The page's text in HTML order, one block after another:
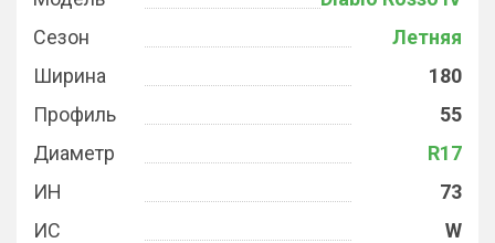
Сезон
Летняя
Ширина
180
Профиль
55
Диаметр
R17
ИН
73
ИС
W